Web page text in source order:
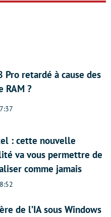
Pro retardé à cause des
RAM ?
: cette nouvelle
va vous permettre de
comme jamais
de l’IA sous Windows